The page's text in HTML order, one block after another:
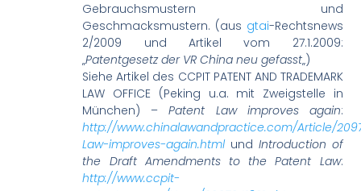
Gebrauchsmustern und
Geschmacksmustern. (aus gtai-Rechtsnews
2/2009 und Artikel vom 27.1.2009:
„Patentgesetz der VR China neu gefasst„)
Siehe Artikel des CCPIT PATENT AND TRADEMARK
LAW OFFICE (Peking u.a. mit Zweigstelle in
München) –Patent Law improves again:
http://www.chinalawandpractice.com/Article/
Law-improves-again.htmlund Introduction of
the Draft Amendments to the Patent Law:
http://www.ccpit-